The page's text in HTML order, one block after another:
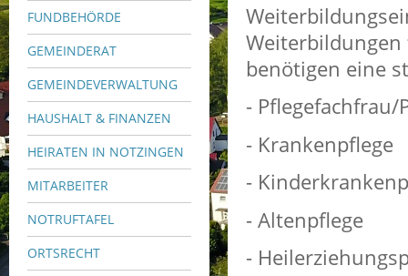
FUNDBEHÖRDE
GEMEINDERAT
GEMEINDEVERWALTUNG
HAUSHALT & FINANZEN
HEIRATEN IN NOTZINGEN
MITARBEITER
NOTRUFTAFEL
ORTSRECHT
benötigen eine
- Pflegefachfrau/
- Krankenpflege
-
- Altenpflege
-